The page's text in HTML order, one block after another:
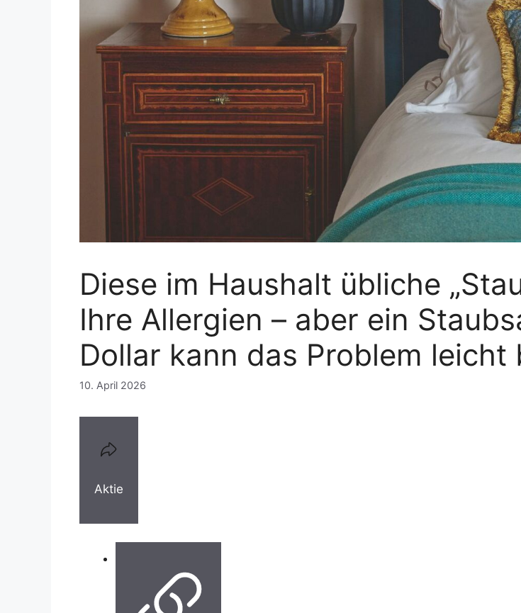
Diese im Haushalt übliche
Ihre Allergien – aber ein
Dollar kann das Problem leicht
10. April 2026
Aktie